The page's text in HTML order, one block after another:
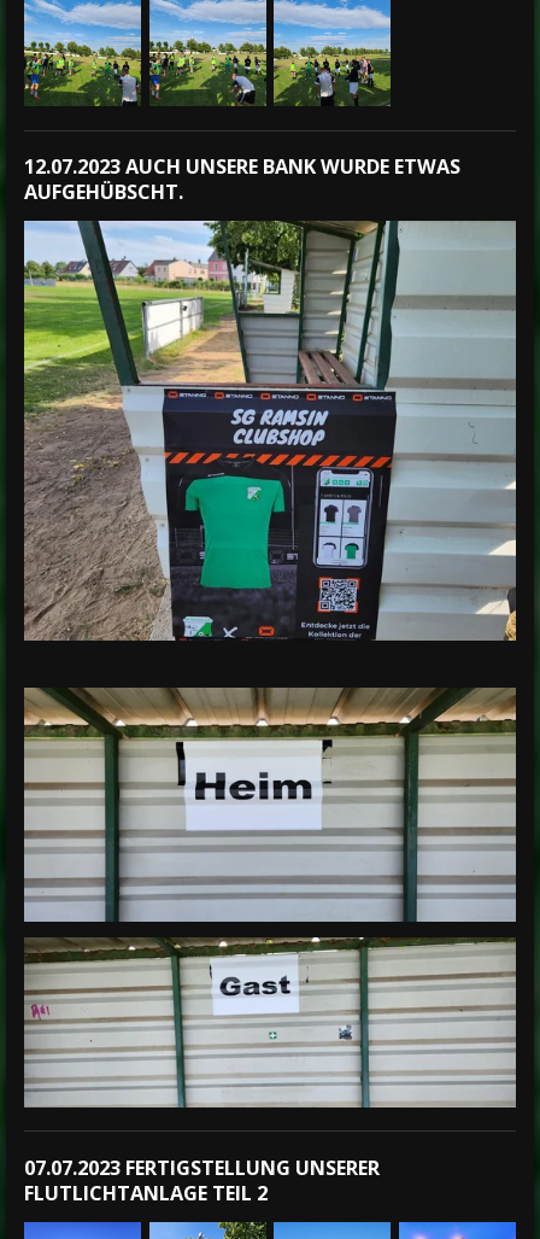
12.07.2023 AUCH UNSERE BANK WURDE ETWAS
AUFGEHÜBSCHT.
07.07.2023 FERTIGSTELLUNG UNSERER
FLUTLICHTANLAGE TEIL 2